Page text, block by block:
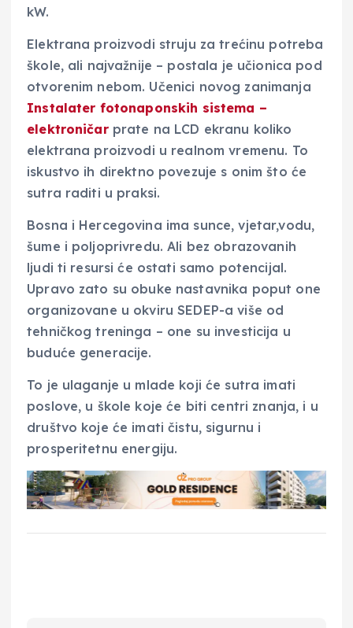
kW.
Elektrana proizvodi struju za trećinu potreba
škole, ali najvažnije – postala je učionica pod
otvorenim nebom. Učenici novog zanimanja
Instalater fotonaponskih sistema –
elektroničarprate na LCD ekranu koliko
elektrana proizvodi u realnom vremenu. To
iskustvo ih direktno povezuje s onim što će
sutra raditi u praksi.
Bosna i Hercegovina ima sunce, vjetar,vodu,
šume i poljoprivredu. Ali bez obrazovanih
ljudi ti resursi će ostati samo potencijal.
Upravo zato su obuke nastavnika poput one
organizovane u okviru SEDEP-a više od
tehničkog treninga – one su investicija u
buduće generacije.
To je ulaganje u mlade koji će sutra imati
poslove, u škole koje će biti centri znanja, i u
društvo koje će imati čistu, sigurnu i
prosperitetnu energiju.